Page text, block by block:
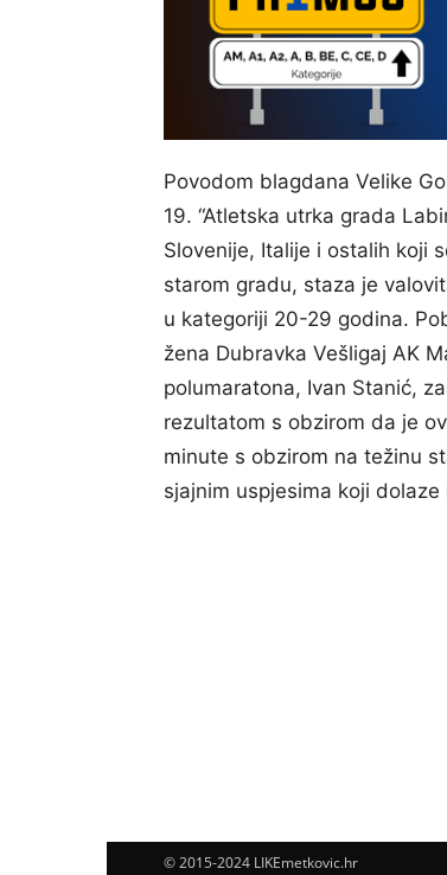
Povodom blagdana Velike
19. “Atletska utrka grada
Slovenije, Italije i ostalih koji
starom gradu, staza je
u kategoriji 20-29 godina.
žena Dubravka Vešligaj AK
polumaratona, Ivan Stanić,
rezultatom s obzirom da je
minute s obzirom na težinu
sjajnim uspjesima koji
© 2015-2024 LIKEmetkovic.hr